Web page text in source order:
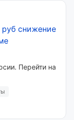
снижение
Перейти на